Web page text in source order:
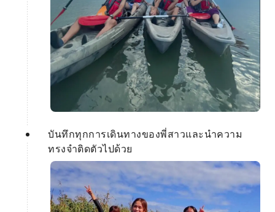
บันทึกทุกการเดินทางของพี่สาวและนำความ
ทรงจำติดตัวไปด้วย